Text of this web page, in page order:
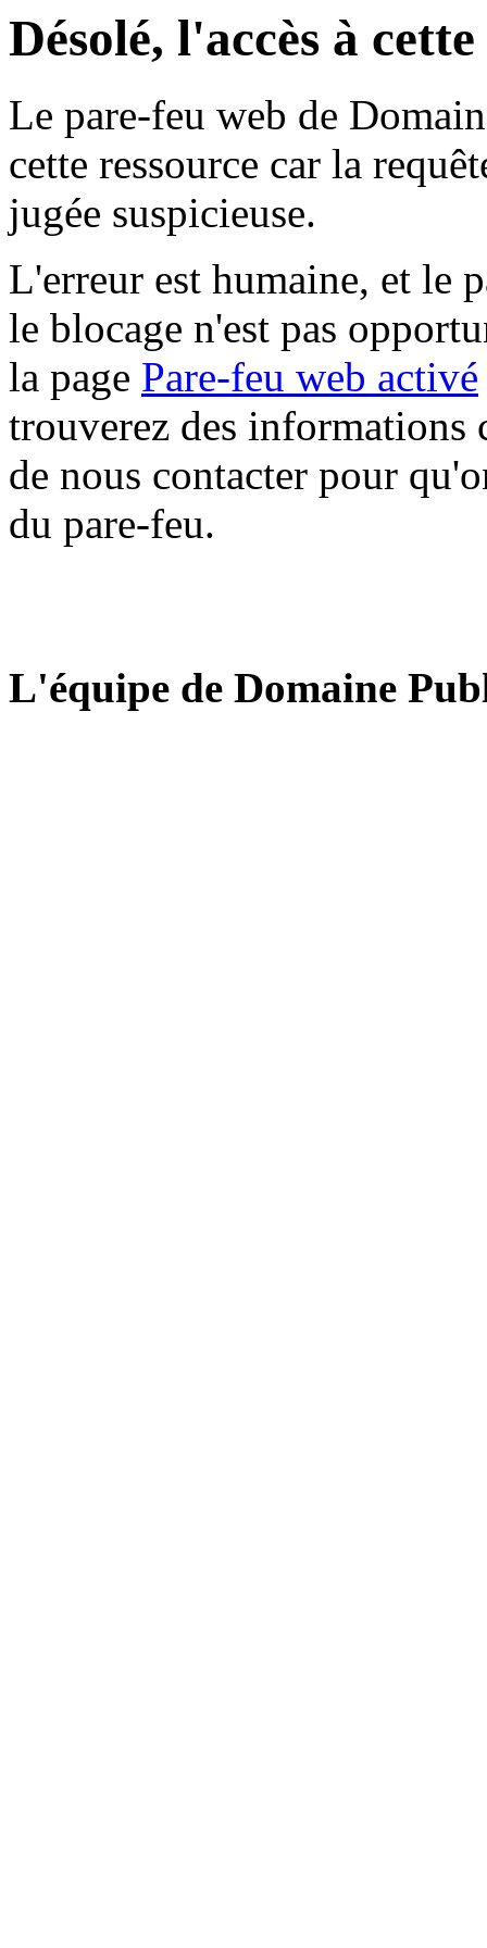
Désolé, l'accès à
Le pare-feu web de
cette ressource car la
jugée suspicieuse.
L'erreur est humaine, et le
le blocage n'est pas
la page Pare-feu web activé
trouverez des informations
de nous contacter pour
du pare-feu.
L'équipe de Domaine